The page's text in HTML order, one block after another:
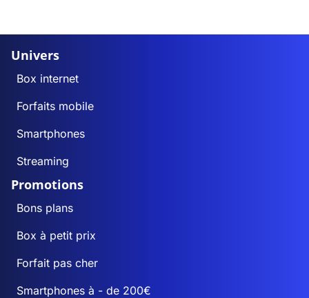
Univers
Box internet
Forfaits mobile
Smartphones
Streaming
Promotions
Bons plans
Box à petit prix
Forfait pas cher
Smartphones à - de 200€